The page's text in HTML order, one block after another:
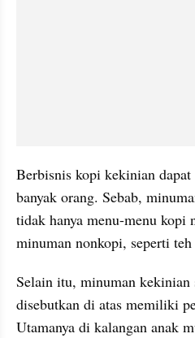
Berbisnis kopi kekinian
banyak orang. Sebab,
tidak hanya menu-menu kopi
minuman nonkopi, seperti
Selain itu, minuman kekinian
disebutkan di atas memiliki
Utamanya di kalangan anak